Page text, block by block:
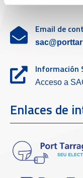
Email de
Información
Acceso a
Enlaces de